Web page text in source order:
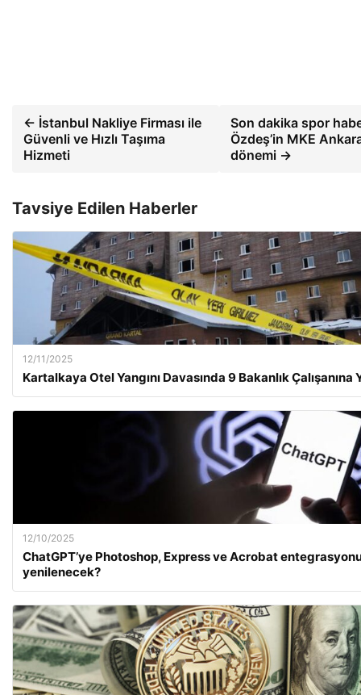
← İstanbul Nakliye Firması ile
Güvenli ve Hızlı Taşıma
Hizmeti
Son dakika spor
Özdeş’in MKE
dönemi →
Tavsiye Edilen Haberler
12/11/2025
Kartalkaya Otel Yangını Davasında 9 Bakanlık Çalışanına
12/10/2025
ChatGPT’ye Photoshop, Express ve Acrobat
yenilenecek?